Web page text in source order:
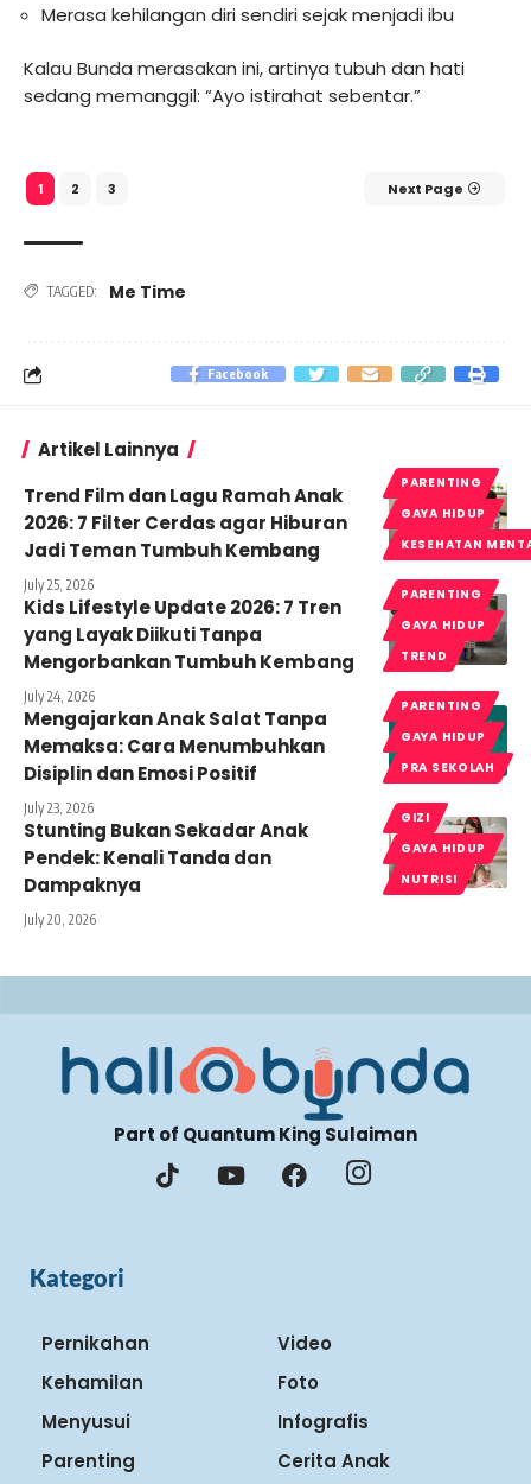
Merasa kehilangan diri sendiri sejak menjadi ibu
Kalau Bunda merasakan ini, artinya tubuh dan hati
sedang memanggil: “Ayo istirahat sebentar.”
1 2 3 Next Page
TAGGED: Me Time
Facebook
Artikel Lainnya
PARENTING
GAYA HIDUP
KESEHATAN
Trend Film dan Lagu Ramah Anak
2026: 7 Filter Cerdas agar Hiburan
Jadi Teman Tumbuh Kembang
July 25, 2026
PARENTING
GAYA HIDUP
TREND
Kids Lifestyle Update 2026: 7 Tren
yang Layak Diikuti Tanpa
Mengorbankan Tumbuh Kembang
July 24, 2026
PARENTING
GAYA HIDUP
PRA SEKOLAH
Mengajarkan Anak Salat Tanpa
Memaksa: Cara Menumbuhkan
Disiplin dan Emosi Positif
July 23, 2026
GIZI
GAYA HIDUP
NUTRISI
Stunting Bukan Sekadar Anak
Pendek: Kenali Tanda dan
Dampaknya
July 20, 2026
Part of Quantum King Sulaiman
Kategori
Pernikahan
Kehamilan
Menyusui
Parenting
Video
Foto
Infografis
Cerita Anak